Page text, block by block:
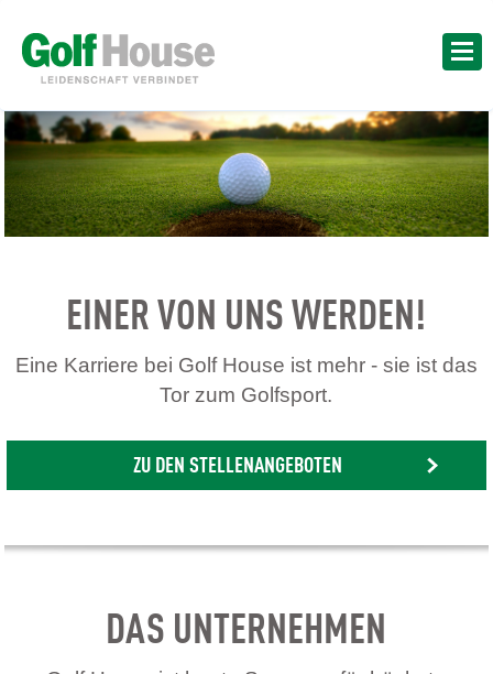
EINER VON UNS WERDEN!
Eine Karriere bei Golf House ist mehr - sie ist das
Tor zum Golfsport.
ZU DEN STELLENANGEBOTEN
DAS UNTERNEHMEN